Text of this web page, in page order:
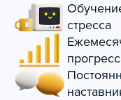
стресса